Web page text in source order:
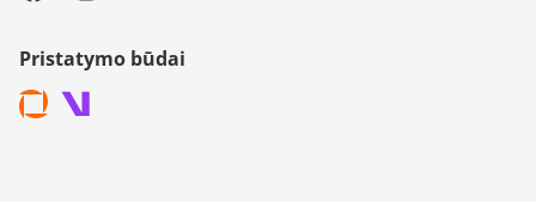
Pristatymo būdai